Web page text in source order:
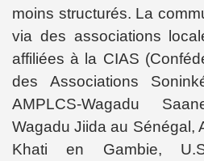
moins structurés. La
via des associations
affiliées à la CIAS
des Associations
AMPLCS-Wagadu
Wagadu Jiida au Sénégal,
Khati en Gambie,